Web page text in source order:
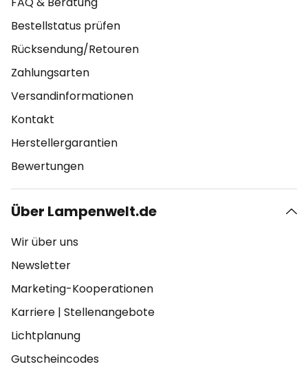
Bestellstatus prüfen
Rücksendung/Retouren
Zahlungsarten
Versandinformationen
Kontakt
Herstellergarantien
Bewertungen
Über Lampenwelt.de
Wir über uns
Newsletter
Marketing-Kooperationen
Karriere | Stellenangebote
Lichtplanung
Gutscheincodes